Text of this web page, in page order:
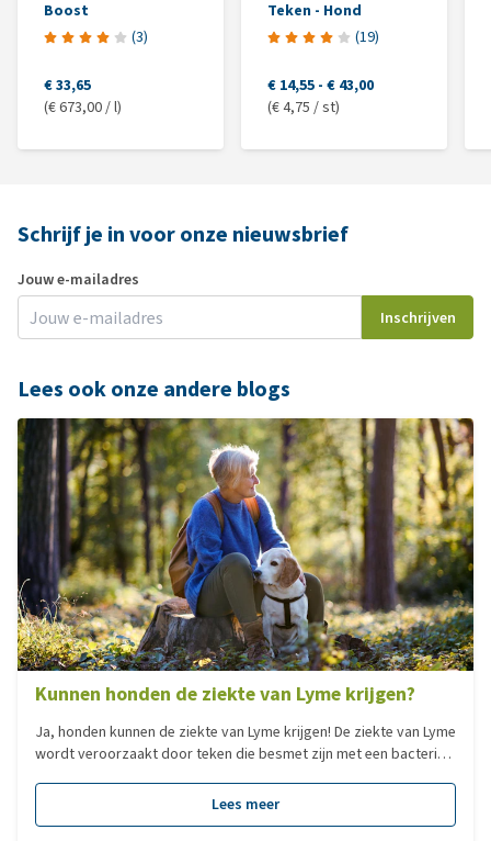
Boost
(3)
€ 33,65
(€ 673,00 / l)
Teken - Hond
(19)
€ 14,55 - € 43,00
(€ 4,75 / st)
Schrijf je in voor onze nieuwsbrief
Jouw e-mailadres
Inschrijven
Lees ook onze andere blogs
Kunnen honden de ziekte van Lyme krijgen?
Ja, honden kunnen de ziekte van Lyme krijgen! De ziekte van Lyme
wordt veroorzaakt door teken die besmet zijn met een bacterie
besmette teek vaak klachten krijgen, krijgen honden deze vaak
niet. In dit blogartikel leggen we alles uit over de ziekte van Lyme.
Lees meer